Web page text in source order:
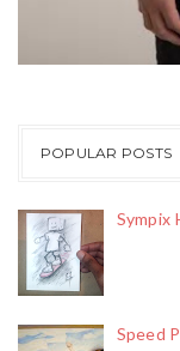
POPULAR POSTS
Sympix
Speed